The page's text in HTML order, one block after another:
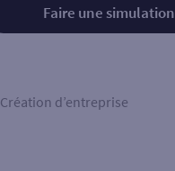
Faire une simulation
Création d’entreprise